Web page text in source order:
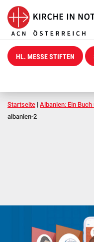
HL. MESSE STIFTEN
Startseite | Albanien: Ein
albanien-2